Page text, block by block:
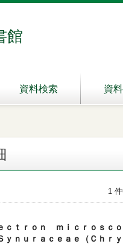
館
資料検索 資
1
ｃｔｒｏｎ ｍｉｃｒｏｓ
ｎｕｒａｃｅａｅ（Ｃｈｒ